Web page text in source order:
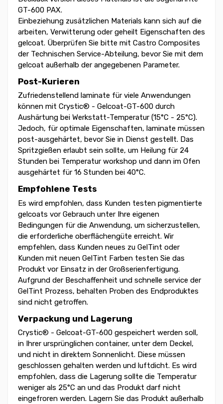
GT-600 PAX.
Einbeziehung zusätzlichen Materials kann sich auf die
arbeiten, Verwitterung oder geheilt Eigenschaften des
gelcoat. Überprüfen Sie bitte mit Castro Composites
der Technischen Service-Abteilung, bevor Sie mit dem
gelcoat außerhalb der angegebenen Parameter.
Post-Kurieren
Zufriedenstellend laminate für viele Anwendungen
können mit Crystic® - Gelcoat-GT-600 durch
Aushärtung bei Werkstatt-Temperatur (15°C - 25°C).
Jedoch, für optimale Eigenschaften, laminate müssen
post-ausgehärtet, bevor Sie in Dienst gestellt. Das
Spritzgießen erlaubt sein sollte, um Heilung für 24
Stunden bei Temperatur workshop und dann im Ofen
ausgehärtet für 16 Stunden bei 40°C.
Empfohlene Tests
Es wird empfohlen, dass Kunden testen pigmentierte
gelcoats vor Gebrauch unter Ihre eigenen
Bedingungen für die Anwendung, um sicherzustellen,
die erforderliche oberflächengüte erreicht. Wir
empfehlen, dass Kunden neues zu GelTint oder
Kunden mit neuen GelTint Farben testen Sie das
Produkt vor Einsatz in der Großserienfertigung.
Aufgrund der Beschaffenheit und schnelle service der
GelTint Prozess, behalten Proben des Endproduktes
sind nicht getroffen.
Verpackung und Lagerung
Crystic® - Gelcoat-GT-600 gespeichert werden soll,
in Ihrer ursprünglichen container, unter dem Deckel,
und nicht in direktem Sonnenlicht. Diese müssen
geschlossen gehalten werden und luftdicht. Es wird
empfohlen, dass die Lagerung sollte die Temperatur
weniger als 25°C an und das Produkt darf nicht
eingefroren werden. Lagern Sie das Produkt außerhalb